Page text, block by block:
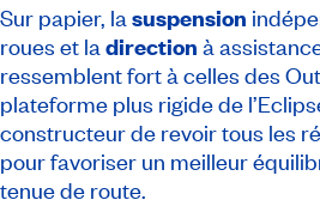
Sur papier, la suspension
roues et la direction à
ressemblent fort à celles des
plateforme plus rigide de
constructeur de revoir tous les
pour favoriser un meilleur
tenue de route.